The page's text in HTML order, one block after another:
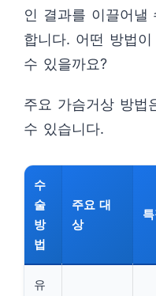
인 결과를 이끌어낼
합니다. 어떤 방법
수 있을까요?
주요 가슴거상 방법
수 있습니다.
수
술
방
법
주요 대
상
유